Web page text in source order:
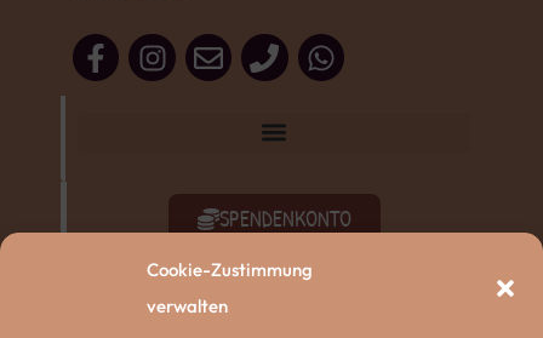
Cookie-Zustimmung
verwalten
SPENDENKONTO
SACHSPENDEN